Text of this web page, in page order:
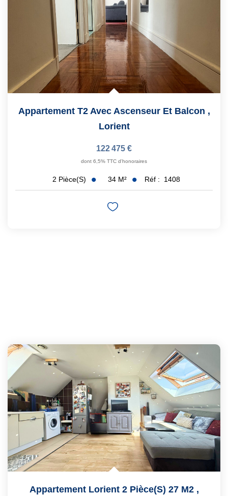
Appartement T2 Avec Ascenseur Et Balcon ,
Lorient
122 475 €
dont 6,5% TTC d'honoraires
2 Pièce(s) 34 M² Réf : 1408
Appartement Lorient 2 Pièce(s) 27 M2 ,